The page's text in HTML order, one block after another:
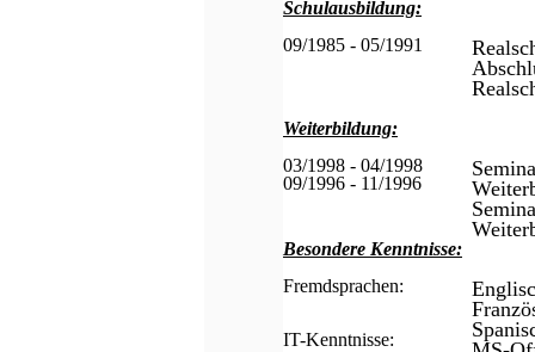
Schulausbildung:
09/1985 - 05/1991
Weiterbildung:
03/1998 - 04/1998
09/1996 - 11/1996
Besondere Kenntnisse:
Fremdsprachen:
IT-Kenntnisse: